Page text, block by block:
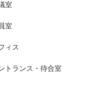
室
室
ィス
トランス・待合室